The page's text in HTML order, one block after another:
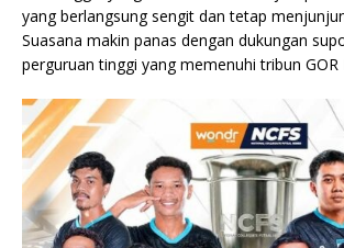
yang berlangsung sengit dan tetap
Suasana makin panas dengan dukungan
perguruan tinggi yang memenuhi tribun GOR